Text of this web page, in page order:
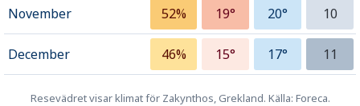
November 52% 19° 20° 10
December 46% 15° 17° 11
Resevädret visar klimat för Zakynthos, Grekland. Källa: Foreca.